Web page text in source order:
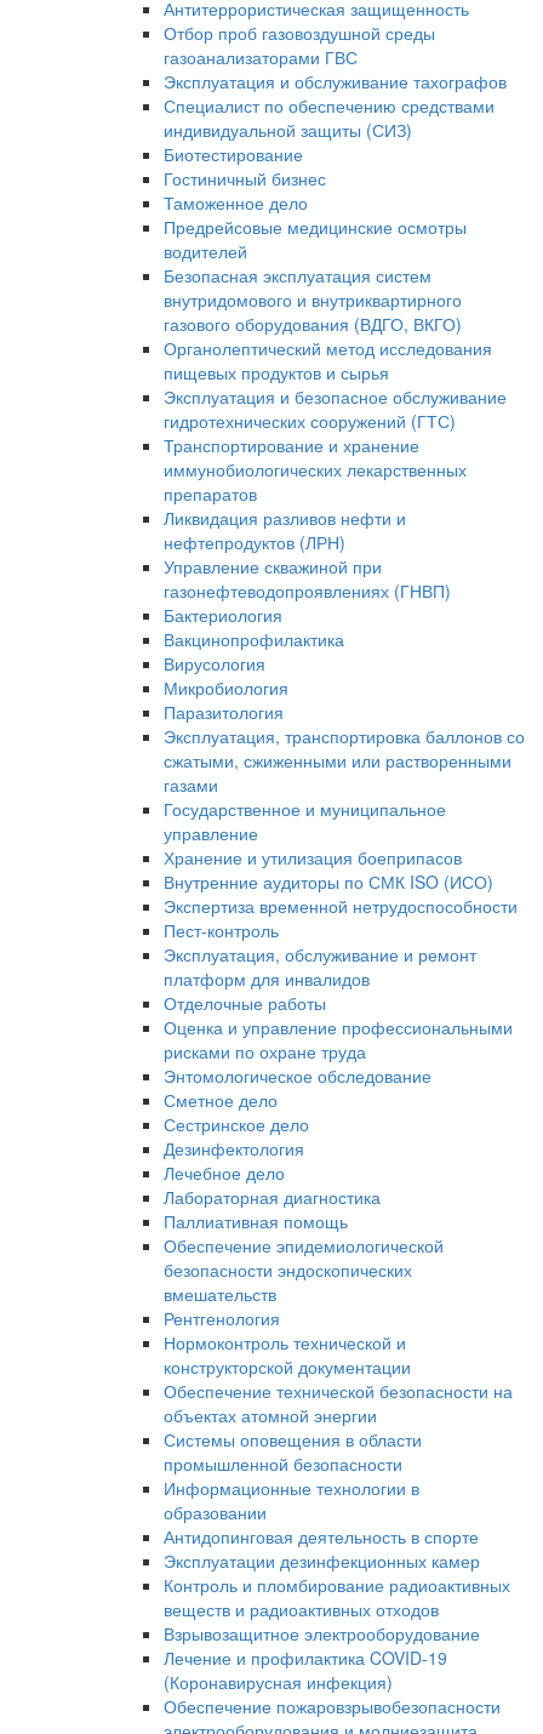
Антитеррористическая защищенность
Отбор проб газовоздушной среды
газоанализаторами ГВС
Эксплуатация и обслуживание тахографов
Специалист по обеспечению средствами
индивидуальной защиты (СИЗ)
Биотестирование
Гостиничный бизнес
Таможенное дело
Предрейсовые медицинские осмотры
водителей
Безопасная эксплуатация систем
внутридомового и внутриквартирного
газового оборудования (ВДГО, ВКГО)
Органолептический метод исследования
пищевых продуктов и сырья
Эксплуатация и безопасное обслуживание
гидротехнических сооружений (ГТС)
Транспортирование и хранение
иммунобиологических лекарственных
препаратов
Ликвидация разливов нефти и
нефтепродуктов (ЛРН)
Управление скважиной при
газонефтеводопроявлениях (ГНВП)
Бактериология
Вакцинопрофилактика
Вирусология
Микробиология
Паразитология
Эксплуатация, транспортировка баллонов со
сжатыми, сжиженными или растворенными
газами
Государственное и муниципальное
управление
Хранение и утилизация боеприпасов
Внутренние аудиторы по СМК ISO (ИСО)
Экспертиза временной нетрудоспособности
Пест-контроль
Эксплуатация, обслуживание и ремонт
платформ для инвалидов
Отделочные работы
Оценка и управление профессиональными
рисками по охране труда
Энтомологическое обследование
Сметное дело
Сестринское дело
Дезинфектология
Лечебное дело
Лабораторная диагностика
Паллиативная помощь
Обеспечение эпидемиологической
безопасности эндоскопических
вмешательств
Рентгенология
Нормоконтроль технической и
конструкторской документации
Обеспечение технической безопасности на
объектах атомной энергии
Системы оповещения в области
промышленной безопасности
Информационные технологии в
образовании
Антидопинговая деятельность в спорте
Эксплуатации дезинфекционных камер
Контроль и пломбирование радиоактивных
веществ и радиоактивных отходов
Взрывозащитное электрооборудование
Лечение и профилактика COVID-19
(Коронавирусная инфекция)
Обеспечение пожаровзрывобезопасности